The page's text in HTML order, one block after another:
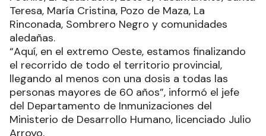
Teresa, María Cristina, Pozo de Maza, La
Rinconada, Sombrero Negro y comunidades
aledañas.
“Aquí, en el extremo Oeste, estamos finalizando
el recorrido de todo el territorio provincial,
llegando al menos con una dosis a todas las
personas mayores de 60 años”, informó el jefe
del Departamento de Inmunizaciones del
Ministerio de Desarrollo Humano, licenciado Julio
Arroyo.